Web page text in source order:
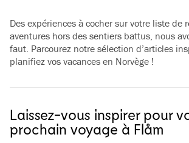
Des expériences à cocher sur votre liste de
aventures hors des sentiers battus, nous
faut. Parcourez notre sélection d’articles
planifiez vos vacances en Norvège !
Laissez-vous inspirer pour
prochain voyage à Flåm